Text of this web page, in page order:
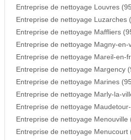
Entreprise de nettoyage Louvres
Entreprise de nettoyage Luzarches
Entreprise de nettoyage Maffliers
Entreprise de nettoyage Magny-en-
Entreprise de nettoyage Mareil-en-
Entreprise de nettoyage Margency
Entreprise de nettoyage Marines
Entreprise de nettoyage Marly-la-
Entreprise de nettoyage
Entreprise de nettoyage Menouville
Entreprise de nettoyage Menucourt